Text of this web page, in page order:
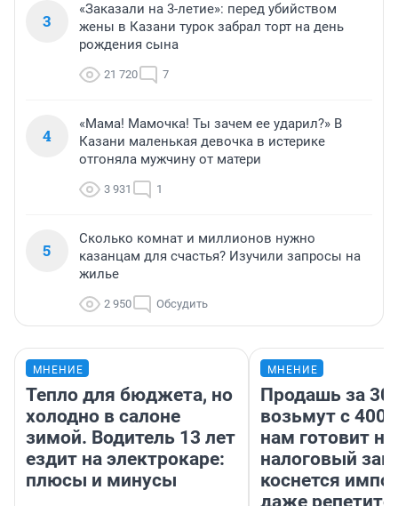
3
«Заказали на 3-летие»: перед убийством
жены в Казани турок забрал торт на день
рождения сына
21 720 7
4
«Мама! Мамочка! Ты зачем ее ударил?» В
Казани маленькая девочка в истерике
отгоняла мужчину от матери
3 931 1
5
Сколько комнат и миллионов нужно
казанцам для счастья? Изучили запросы на
жилье
2 950 Обсудить
МНЕНИЕ
Тепло для бюджета, но
холодно в салоне
зимой. Водитель 13 лет
ездит на электрокаре:
плюсы и минусы
МНЕНИЕ
Продашь за
возьмут с
нам готовит
налоговый
коснется
даже